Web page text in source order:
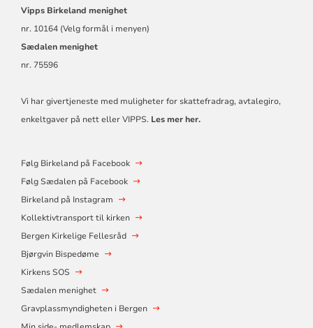
Vipps Birkeland menighet
nr. 10164 (Velg formål i menyen)
Sædalen menighet
nr. 75596
Vi har givertjeneste med muligheter for skattefradrag, avtalegiro,
enkeltgaver på nett eller VIPPS. Les mer her.
Følg Birkeland på Facebook
Følg Sædalen på Facebook
Birkeland på Instagram
Kollektivtransport til kirken
Bergen Kirkelige Fellesråd
Bjørgvin Bispedøme
Kirkens SOS
Sædalen menighet
Gravplassmyndigheten i Bergen